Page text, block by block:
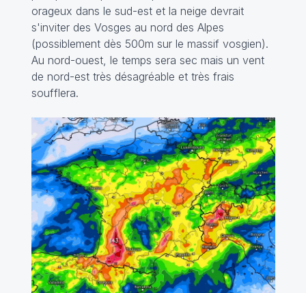
orageux dans le sud-est et la neige devrait
s'inviter des Vosges au nord des Alpes
(possiblement dès 500m sur le massif vosgien).
Au nord-ouest, le temps sera sec mais un vent
de nord-est très désagréable et très frais
soufflera.